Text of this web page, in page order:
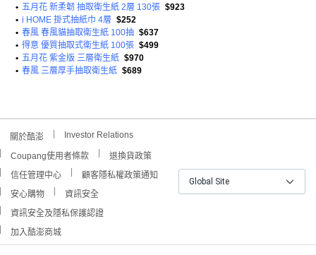
• 五月花 新柔韌 抽取衛生紙 2層 130張 $923
• i HOME 掛式抽紙巾 4層 $252
• 春風 春風貓抽取衛生紙 100抽 $637
• 得意 優質抽取式衛生紙 100張 $499
• 五月花 紫金版 三層衛生紙 $970
• 春風 三層厚手抽取衛生紙 $689
關於酷澎 Investor Relations
Coupang使用者條款
退換貨政策
信任管理中心
顧客隱私權政策通知
安心購物
資訊安全
資訊安全及隱私保護認證
加入酷澎商城
Global Site